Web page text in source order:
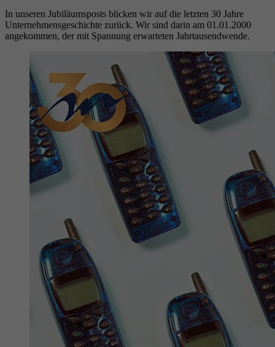
In unseren Jubiläumsposts blicken wir auf die letzten 30 Jahre
Unternehmensgeschichte zurück. Wir sind darin am 01.01.2000
angekommen, der mit Spannung erwarteten Jahrtausendwende.